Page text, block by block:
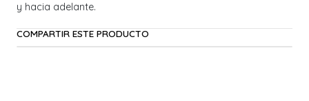
y hacia adelante.
COMPARTIR ESTE PRODUCTO